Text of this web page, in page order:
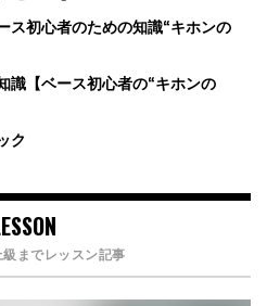
ス初心者のための知識“キホンの
識【ベース初心者の“キホンの
ク
までレッスン記事